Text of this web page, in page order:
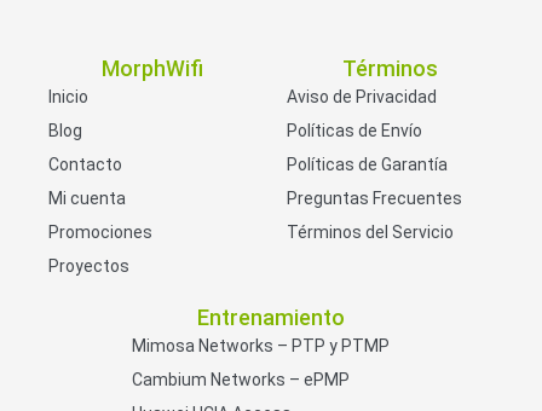
MorphWifi
Inicio
Blog
Contacto
Mi cuenta
Promociones
Proyectos
Términos
Aviso de Privacidad
Políticas de Envío
Políticas de Garantía
Preguntas Frecuentes
Términos del Servicio
Entrenamiento
Mimosa Networks – PTP y PTMP
Cambium Networks – ePMP